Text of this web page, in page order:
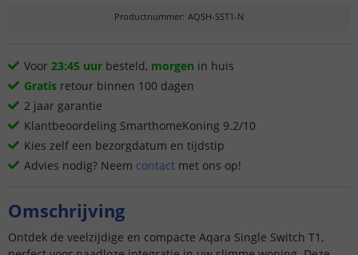
Productnummer: AQSH-SST1-N
Voor 23:45 uur besteld, morgen in huis
Gratis retour binnen 100 dagen
2 jaar garantie
Klantbeoordeling SmarthomeKoning 9.2/10
Kies zelf een bezorgdatum en tijdstip
Advies nodig? Neem contact met ons op!
Omschrijving
Ontdek de veelzijdige en compacte Aqara Single Switch T1,